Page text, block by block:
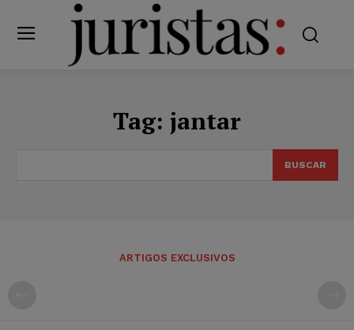
Tag: jantar
BUSCAR
ARTIGOS EXCLUSIVOS